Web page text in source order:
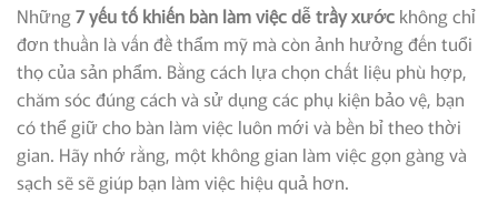
Những7 yếu tố khiến bàn làm việc dễ trầy xước không chỉ
đơn thuần là vấn đề thẩm mỹ mà còn ảnh hưởng đến tuổi
thọ của sản phẩm. Bằng cách lựa chọn chất liệu phù hợp,
chăm sóc đúng cách và sử dụng các phụ kiện bảo vệ, bạn
có thể giữ cho bàn làm việc luôn mới và bền bỉ theo thời
gian. Hãy nhớ rằng, một không gian làm việc gọn gàng và
sạch sẽ sẽ giúp bạn làm việc hiệu quả hơn.